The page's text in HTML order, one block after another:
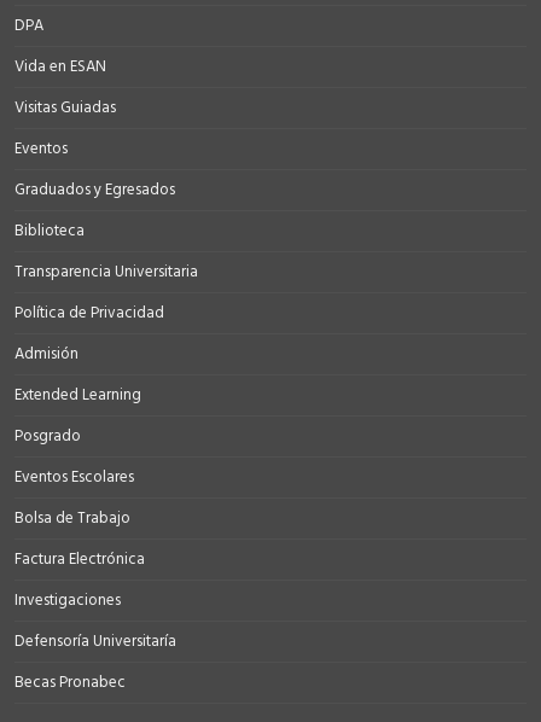
DPA
Vida en ESAN
Visitas Guiadas
Eventos
Graduados y Egresados
Biblioteca
Transparencia Universitaria
Política de Privacidad
Admisión
Extended Learning
Posgrado
Eventos Escolares
Bolsa de Trabajo
Factura Electrónica
Investigaciones
Defensoría Universitaría
Becas Pronabec